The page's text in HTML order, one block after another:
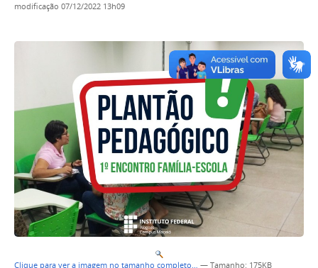
modificação 07/12/2022 13h09
Clique para ver a imagem no tamanho completo… — Tamanho: 175KB